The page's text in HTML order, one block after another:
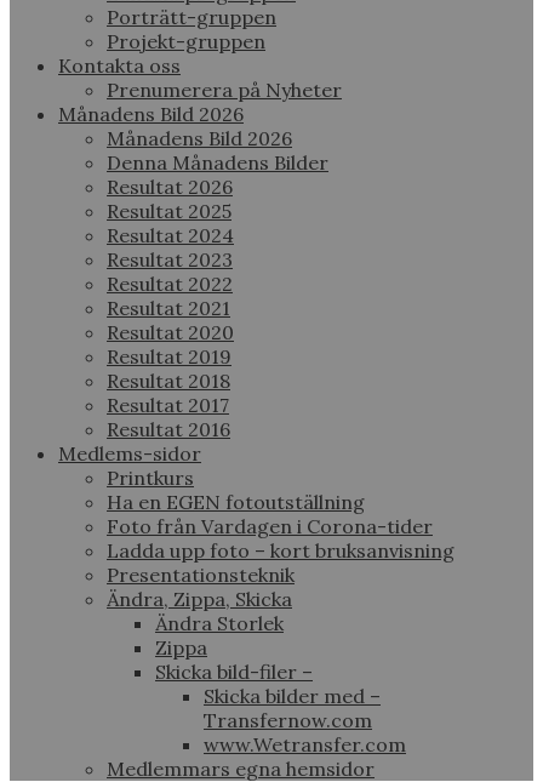
Porträtt-gruppen
Projekt-gruppen
Kontakta oss
Prenumerera på Nyheter
Månadens Bild 2026
Månadens Bild 2026
Denna Månadens Bilder
Resultat 2026
Resultat 2025
Resultat 2024
Resultat 2023
Resultat 2022
Resultat 2021
Resultat 2020
Resultat 2019
Resultat 2018
Resultat 2017
Resultat 2016
Medlems-sidor
Printkurs
Ha en EGEN fotoutställning
Foto från Vardagen i Corona-tider
Ladda upp foto – kort bruksanvisning
Presentationsteknik
Ändra, Zippa, Skicka
Ändra Storlek
Zippa
Skicka bild-filer –
Skicka bilder med –
Transfernow.com
www.Wetransfer.com
Medlemmars egna hemsidor